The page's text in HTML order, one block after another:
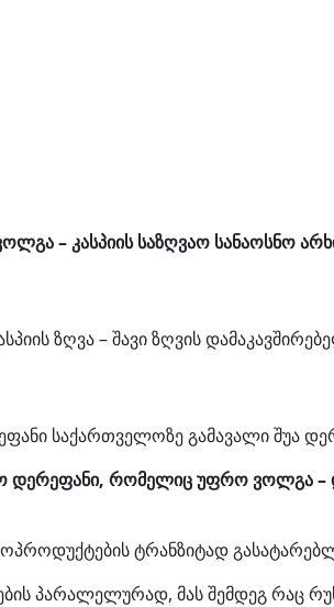
– კასპიის საზღვაო სანაოსნო
ზღვა – შავი ზღვის
საქართველოზე გამავალი შუა
დერეფანი, რომელიც უფრო ვოლგა –
ტრანზიტად
პარალელურად, მას შემდეგ რაც